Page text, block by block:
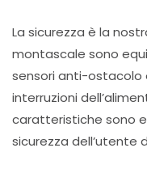
La sicurezza è la
montascale sono
sensori anti-ostacolo
interruzioni
caratteristiche sono
sicurezza dell’utente